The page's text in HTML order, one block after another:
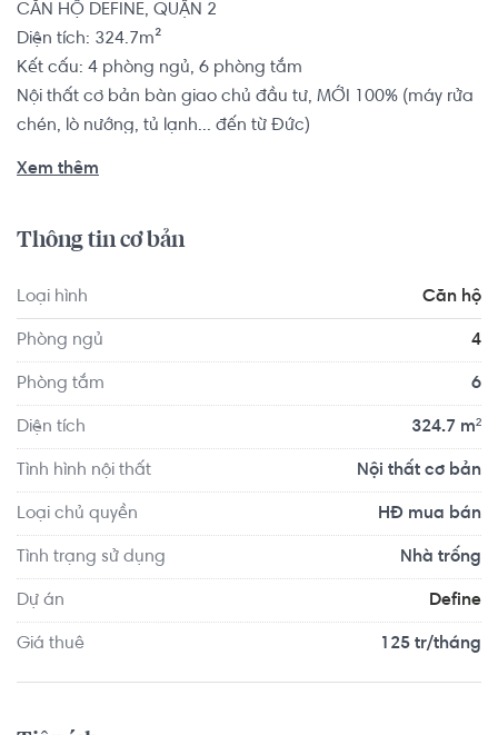
CĂN HỘ DEFINE, QUẬN 2
Diện tích: 324.7m²
Kết cấu: 4 phòng ngủ, 6 phòng tắm
Nội thất cơ bản bàn giao chủ đầu tư, MỚI 100% (máy rửa
chén, lò nướng, tủ lạnh... đến từ Đức)
Căn hộ có vị trí cách Trường Mầm non Sakura Montessori
1.4 km... Tọa lạc tại vị trí thuận tiện di chuyển với đầy đủ
các tiện ích về y tế, giáo dục và giải trí xung quanh như:
Khoa quốc tế An Phú...
Xem thêm
Thông tin cơ bản
Loại hình Căn hộ
Phòng ngủ 4
Phòng tắm 6
Diện tích 324.7 m²
Tình hình nội thất Nội thất cơ bản
Loại chủ quyền HĐ mua bán
Tình trạng sử dụng Nhà trống
Dự án Define
Giá thuê 125 tr/tháng